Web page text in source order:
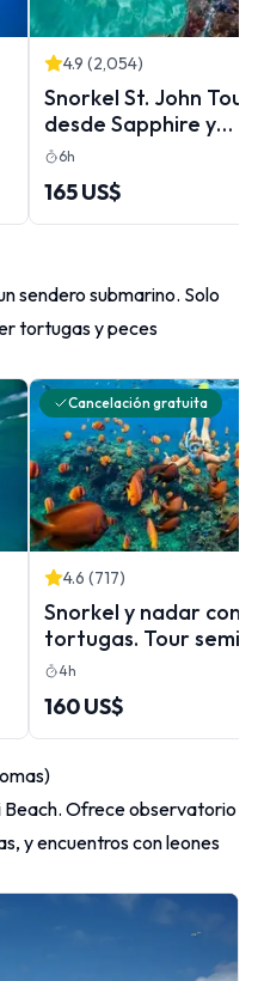
4.9 (2,054)
Snorkel St. John Tour
desde Sapphire y
Margaritaville
6h
165 US$
sendero submarino. Solo
tortugas y peces
Cancelación gratuita
4.6 (717)
Snorkel y nadar con
tortugas. Tour semi
privado a Buck Island
Honeymoon Beach
4h
160 US$
Ofrece observatorio
y encuentros con leones